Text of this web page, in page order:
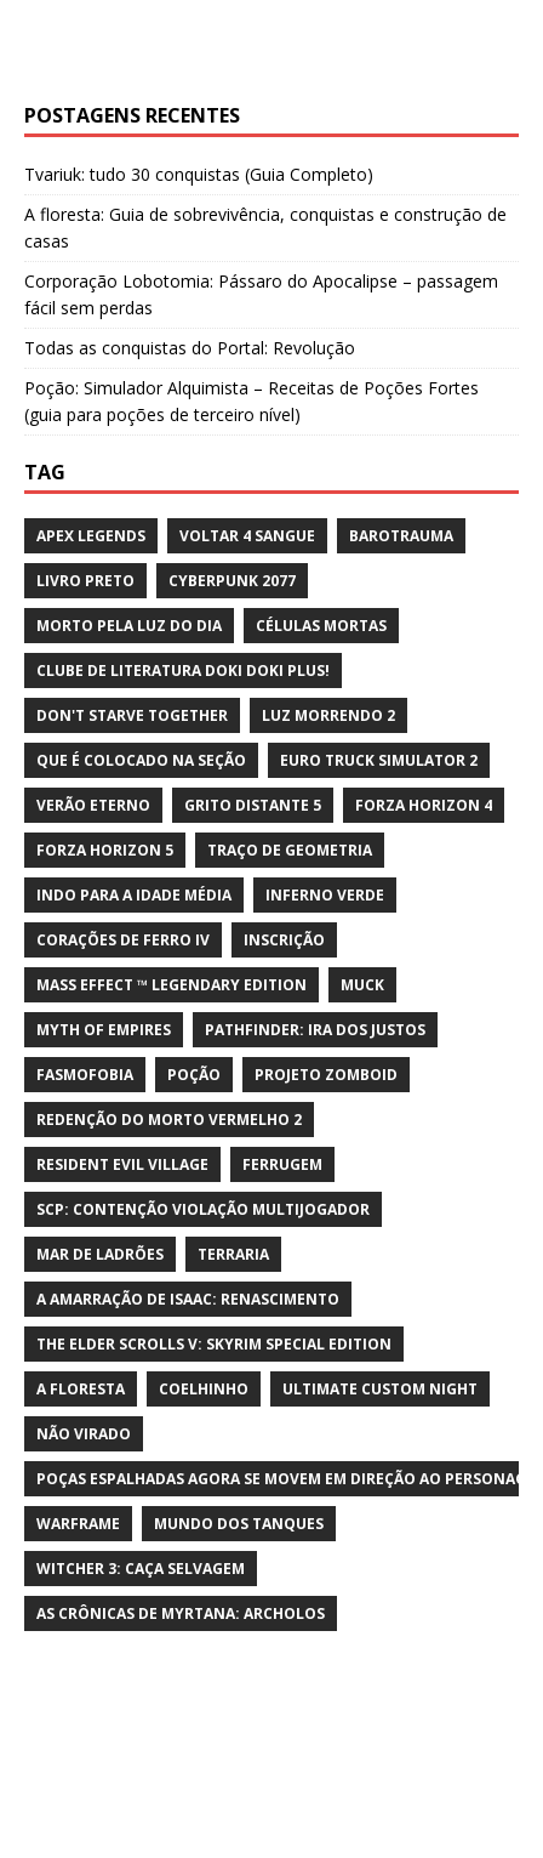
POSTAGENS RECENTES
Tvariuk: tudo 30 conquistas (Guia Completo)
A floresta: Guia de sobrevivência, conquistas e construção de
casas
Corporação Lobotomia: Pássaro do Apocalipse – passagem
fácil sem perdas
Todas as conquistas do Portal: Revolução
Poção: Simulador Alquimista – Receitas de Poções Fortes
(guia para poções de terceiro nível)
TAG
APEX LEGENDS VOLTAR 4 SANGUE BAROTRAUMA
LIVRO PRETO CYBERPUNK 2077
MORTO PELA LUZ DO DIA CÉLULAS MORTAS
CLUBE DE LITERATURA DOKI DOKI PLUS!
DON'T STARVE TOGETHER LUZ MORRENDO 2
QUE É COLOCADO NA SEÇÃO EURO TRUCK SIMULATOR 2
VERÃO ETERNO GRITO DISTANTE 5 FORZA HORIZON 4
FORZA HORIZON 5 TRAÇO DE GEOMETRIA
INDO PARA A IDADE MÉDIA INFERNO VERDE
CORAÇÕES DE FERRO IV INSCRIÇÃO
MASS EFFECT ™ LEGENDARY EDITION MUCK
MYTH OF EMPIRES PATHFINDER: IRA DOS JUSTOS
FASMOFOBIA POÇÃO PROJETO ZOMBOID
REDENÇÃO DO MORTO VERMELHO 2
RESIDENT EVIL VILLAGE FERRUGEM
SCP: CONTENÇÃO VIOLAÇÃO MULTIJOGADOR
MAR DE LADRÕES TERRARIA
A AMARRAÇÃO DE ISAAC: RENASCIMENTO
THE ELDER SCROLLS V: SKYRIM SPECIAL EDITION
A FLORESTA COELHINHO ULTIMATE CUSTOM NIGHT
NÃO VIRADO
POÇAS ESPALHADAS AGORA SE MOVEM EM DIREÇÃO AO
WARFRAME MUNDO DOS TANQUES
WITCHER 3: CAÇA SELVAGEM
AS CRÔNICAS DE MYRTANA: ARCHOLOS